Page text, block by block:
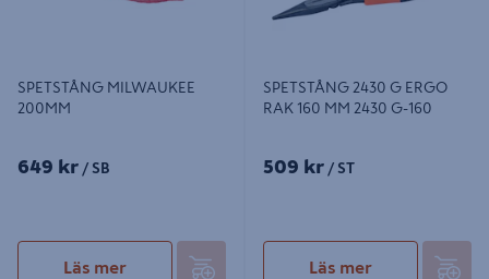
SPETSTÅNG MILWAUKEE
200MM
649 kr / SB
Läs mer
SPETSTÅNG 2430 G ERGO
RAK 160 MM 2430 G-160
509 kr / ST
Läs mer